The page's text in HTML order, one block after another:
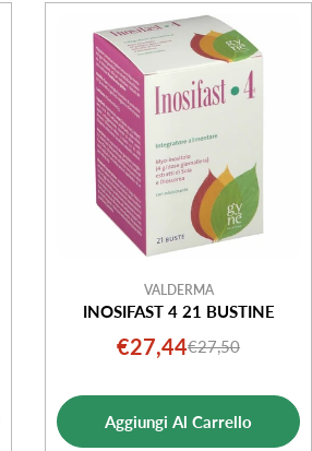
VALDERMA
INOSIFAST 4 21 BUSTINE
Prezzo
vendita
€27,44Prezzo
€27,50
Aggiungi Al Carrello